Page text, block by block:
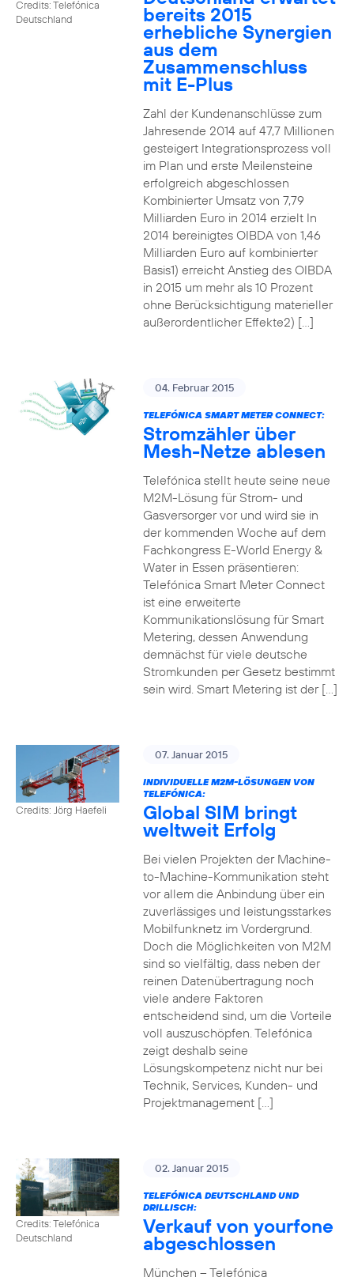
Credits: Telefónica
Deutschland
bereits 2015
erhebliche Synergien
aus dem
Zusammenschluss
mit E-Plus
Zahl der Kundenanschlüsse zum
Jahresende 2014 auf 47,7 Millionen
gesteigert Integrationsprozess voll
im Plan und erste Meilensteine
erfolgreich abgeschlossen
Kombinierter Umsatz von 7,79
Milliarden Euro in 2014 erzielt In
2014 bereinigtes OIBDA von 1,46
Milliarden Euro auf kombinierter
Basis1) erreicht Anstieg des OIBDA
in 2015 um mehr als 10 Prozent
ohne Berücksichtigung materieller
außerordentlicher Effekte2) […]
04. Februar 2015
TELEFÓNICA SMART METER CONNECT:
Stromzähler über
Mesh-Netze ablesen
Telefónica stellt heute seine neue
M2M-Lösung für Strom- und
Gasversorger vor und wird sie in
der kommenden Woche auf dem
Fachkongress E-World Energy &
Water in Essen präsentieren:
Telefónica Smart Meter Connect
ist eine erweiterte
Kommunikationslösung für Smart
Metering, dessen Anwendung
demnächst für viele deutsche
Stromkunden per Gesetz bestimmt
sein wird. Smart Metering ist der […]
Credits: Jörg Haefeli
07. Januar 2015
INDIVIDUELLE M2M-LÖSUNGEN VON
TELEFÓNICA:
Global SIM bringt
weltweit Erfolg
Bei vielen Projekten der Machine-
to-Machine-Kommunikation steht
vor allem die Anbindung über ein
zuverlässiges und leistungsstarkes
Mobilfunknetz im Vordergrund.
Doch die Möglichkeiten von M2M
sind so vielfältig, dass neben der
reinen Datenübertragung noch
viele andere Faktoren
entscheidend sind, um die Vorteile
voll auszuschöpfen. Telefónica
zeigt deshalb seine
Lösungskompetenz nicht nur bei
Technik, Services, Kunden- und
Projektmanagement […]
Credits: Telefónica
Deutschland
02. Januar 2015
TELEFÓNICA DEUTSCHLAND UND
DRILLISCH:
Verkauf von yourfone
abgeschlossen
München – Telefónica